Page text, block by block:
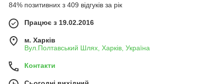
84% позитивних з 409 відгуків за рік
Працює з 19.02.2016
м. Харків
Вул.Полтавський Шлях, Харків, Україна
Контакти